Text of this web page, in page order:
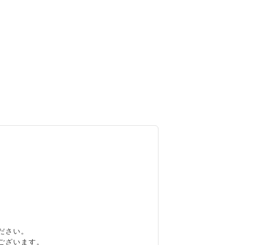
い。
います。